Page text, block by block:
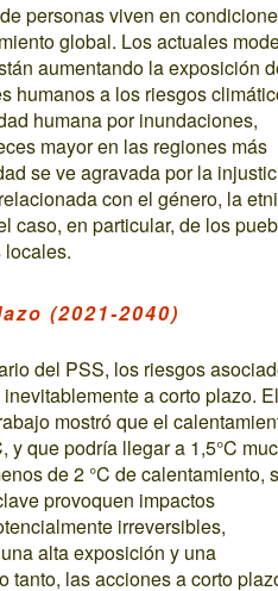
personas viven en
global. Los actuales
aumentando la exposición
humanos a los riesgos
humana por inundaciones,
mayor en las regiones más
se ve agravada por la
con el género, la
caso, en particular, de los
(2021-2040)
del PSS, los riesgos
a corto plazo. El
mostró que el
y que podría llegar a 1,5°C
de 2 °C de calentamiento,
provoquen impactos
irreversibles,
alta exposición y una
tanto, las acciones a corto